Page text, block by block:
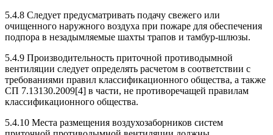
5.4.8 Следует предусматривать подачу свежего или
очищенного наружного воздуха при пожаре для обеспечения
подпора в незадымляемые шахты трапов и тамбур-шлюзы.
5.4.9 Производительность приточной противодымной
вентиляции следует определять расчетом в соответствии с
требованиями правил классификационного общества, а также
СП 7.13130.2009[4] в части, не противоречащей правилам
классификационного общества.
5.4.10 Места размещения воздухозаборников систем